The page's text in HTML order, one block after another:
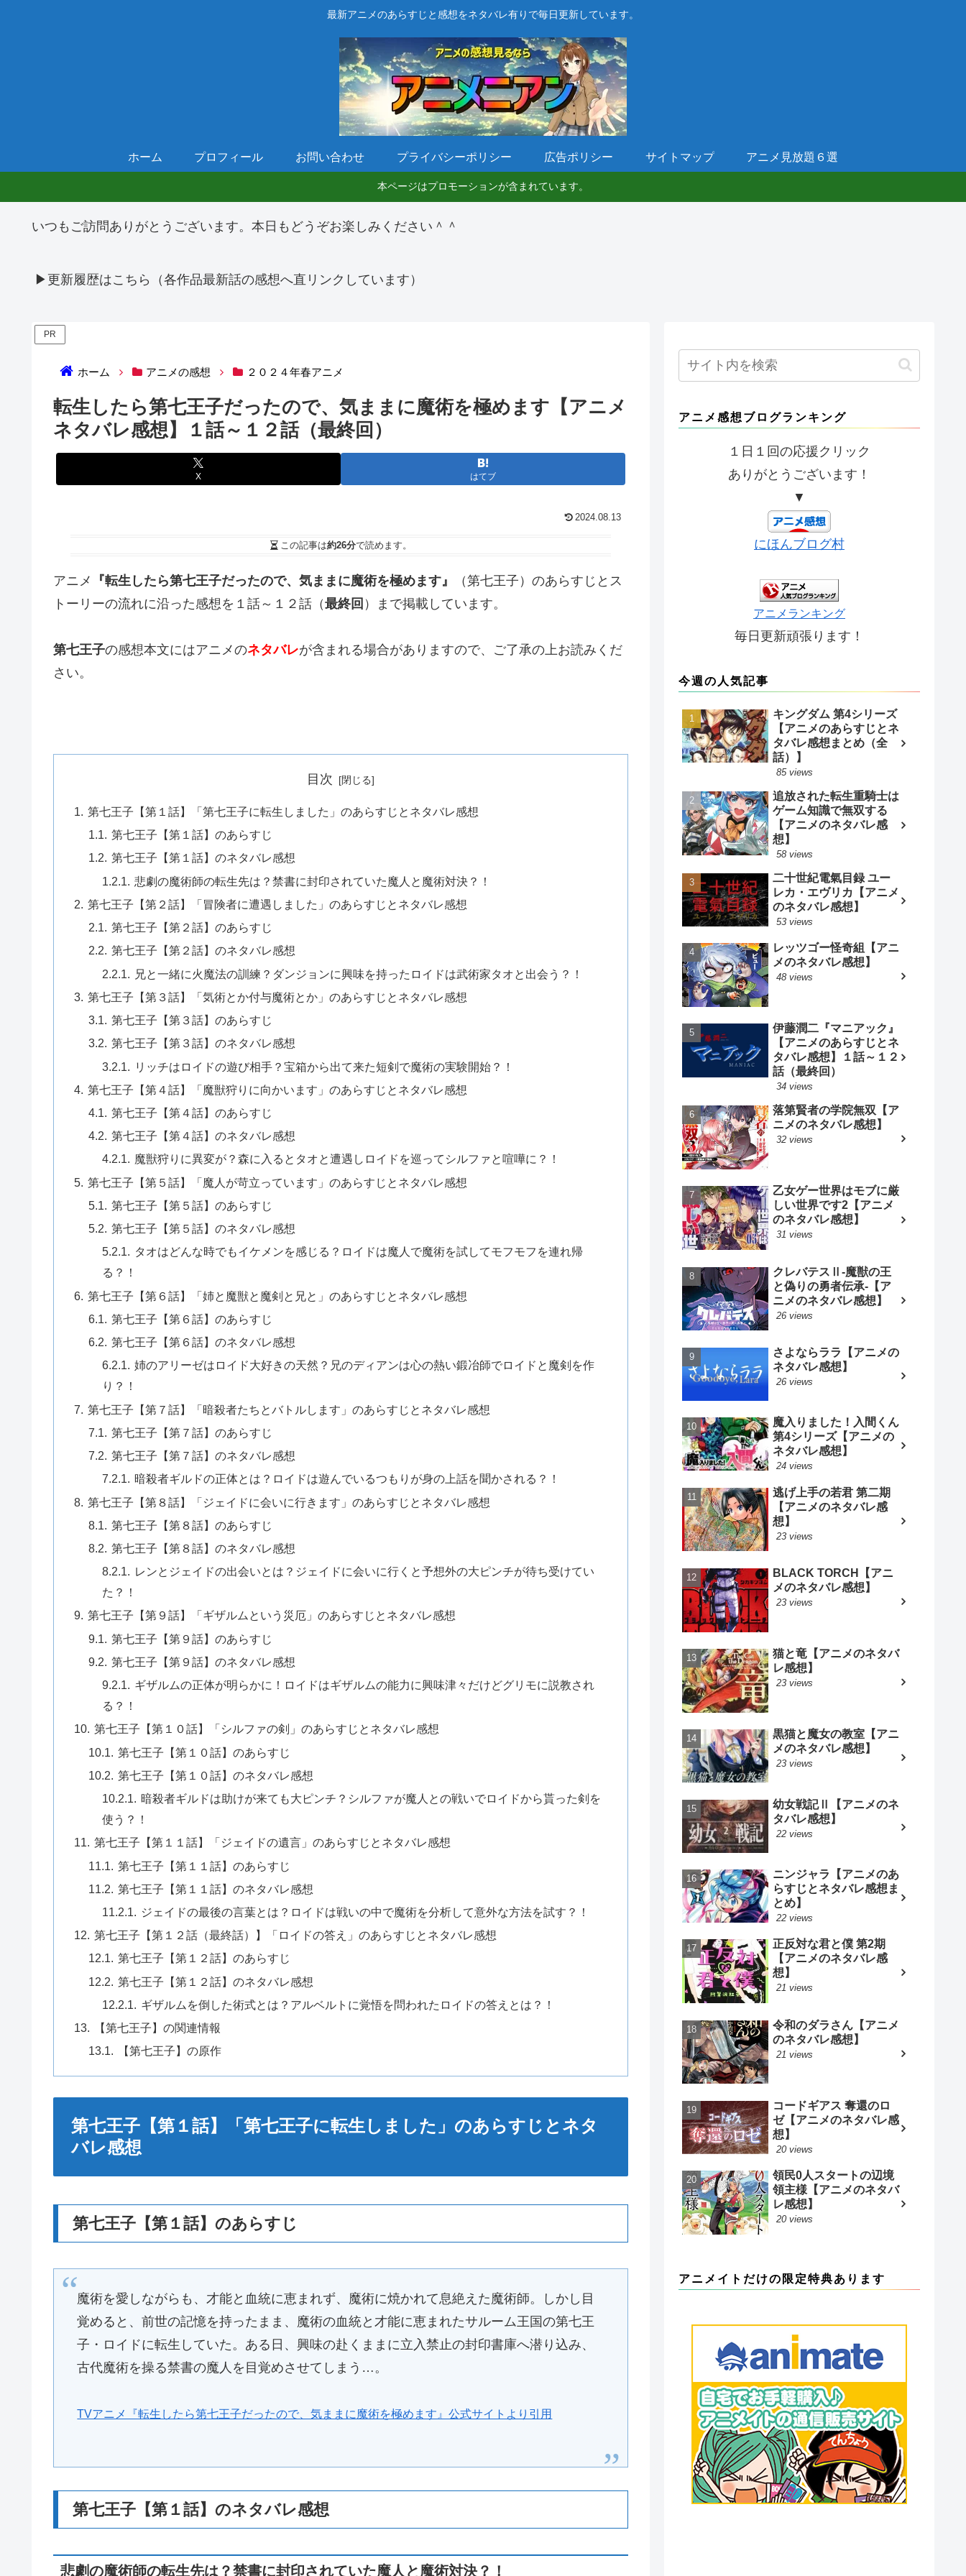
最新アニメのあらすじと感想をネタバレ有りで毎日更新しています。
ホーム プロフィール お問い合わせ プライバシーポリシー 広告ポリシー サイトマップ アニメ見放題６選
本ページはプロモーションが含まれています。
いつもご訪問ありがとうございます。本日もどうぞお楽しみください＾＾
▶更新履歴はこちら（各作品最新話の感想へ直リンクしています）
PR
ホーム アニメの感想 ２０２４年春アニメ
転生したら第七王子だったので、気ままに魔術を極めます【アニメ
ネタバレ感想】１話～１２話（最終回）
X はてブ
2024.08.13
この記事は約26分で読めます。
アニメ 『転生したら第七王子だったので、気ままに魔術を極めます』
（第七王子）のあらすじとス
トーリーの流れに沿った感想を１話～１２話（最終回 ）まで掲載しています。
第七王子の感想本文にはアニメのネタバレが含まれる場合がありますので、ご了承の上お読みくだ
さい。
目次
第七王子【第１話】「第七王子に転生しました」のあらすじとネタバレ感想
第七王子【第１話】のあらすじ
第七王子【第１話】のネタバレ感想
悲劇の魔術師の転生先は？禁書に封印されていた魔人と魔術対決？！
第七王子【第２話】「冒険者に遭遇しました」のあらすじとネタバレ感想
第七王子【第２話】のあらすじ
第七王子【第２話】のネタバレ感想
兄と一緒に火魔法の訓練？ダンジョンに興味を持ったロイドは武術家タオと出会う？！
第七王子【第３話】「気術とか付与魔術とか」のあらすじとネタバレ感想
第七王子【第３話】のあらすじ
第七王子【第３話】のネタバレ感想
リッチはロイドの遊び相手？宝箱から出て来た短剣で魔術の実験開始？！
第七王子【第４話】「魔獣狩りに向かいます」のあらすじとネタバレ感想
第七王子【第４話】のあらすじ
第七王子【第４話】のネタバレ感想
魔獣狩りに異変が？森に入るとタオと遭遇しロイドを巡ってシルファと喧嘩に？！
第七王子【第５話】「魔人が苛立っています」のあらすじとネタバレ感想
第七王子【第５話】のあらすじ
第七王子【第５話】のネタバレ感想
タオはどんな時でもイケメンを感じる？ロイドは魔人で魔術を試してモフモフを連れ帰
る？！
第七王子【第６話】「姉と魔獣と魔剣と兄と」のあらすじとネタバレ感想
第七王子【第６話】のあらすじ
第七王子【第６話】のネタバレ感想
姉のアリーゼはロイド大好きの天然？兄のディアンは心の熱い鍛冶師でロイドと魔剣を作
り？！
第七王子【第７話】「暗殺者たちとバトルします」のあらすじとネタバレ感想
第七王子【第７話】のあらすじ
第七王子【第７話】のネタバレ感想
暗殺者ギルドの正体とは？ロイドは遊んでいるつもりが身の上話を聞かされる？！
第七王子【第８話】「ジェイドに会いに行きます」のあらすじとネタバレ感想
第七王子【第８話】のあらすじ
第七王子【第８話】のネタバレ感想
レンとジェイドの出会いとは？ジェイドに会いに行くと予想外の大ピンチが待ち受けてい
た？！
第七王子【第９話】「ギザルムという災厄」のあらすじとネタバレ感想
第七王子【第９話】のあらすじ
第七王子【第９話】のネタバレ感想
ギザルムの正体が明らかに！ロイドはギザルムの能力に興味津々だけどグリモに説教され
る？！
第七王子【第１０話】「シルファの剣」のあらすじとネタバレ感想
第七王子【第１０話】のあらすじ
第七王子【第１０話】のネタバレ感想
暗殺者ギルドは助けが来ても大ピンチ？シルファが魔人との戦いでロイドから貰った剣を
使う？！
第七王子【第１１話】「ジェイドの遺言」のあらすじとネタバレ感想
第七王子【第１１話】のあらすじ
第七王子【第１１話】のネタバレ感想
ジェイドの最後の言葉とは？ロイドは戦いの中で魔術を分析して意外な方法を試す？！
第七王子【第１２話（最終話）】「ロイドの答え」のあらすじとネタバレ感想
第七王子【第１２話】のあらすじ
第七王子【第１２話】のネタバレ感想
ギザルムを倒した術式とは？アルベルトに覚悟を問われたロイドの答えとは？！
【第七王子】の関連情報
【第七王子】の原作
第七王子【第１話】「第七王子に転生しました」のあらすじとネタ
バレ感想
第七王子【第１話】のあらすじ
魔術を愛しながらも、才能と血統に恵まれず、魔術に焼かれて息絶えた魔術師。しかし目
覚めると、前世の記憶を持ったまま、魔術の血統と才能に恵まれたサルーム王国の第七王
子・ロイドに転生していた。ある日、興味の赴くままに立入禁止の封印書庫へ潜り込み、
古代魔術を操る禁書の魔人を目覚めさせてしまう…。
TVアニメ『転生したら第七王子だったので、気ままに魔術を極めます』公式サイトより引用
第七王子【第１話】のネタバレ感想
悲劇の魔術師の転生先は？禁書に封印されていた魔人と魔術対決？！
アニメ感想ブログランキング
１日１回の応援クリック
ありがとうございます！
▼
にほんブログ村
アニメランキング
毎日更新頑張ります！
今週の人気記事
キングダム 第4シリーズ
【アニメのあらすじとネ
タバレ感想まとめ（全
話）】
85 views
追放された転生重騎士は
ゲーム知識で無双する
【アニメのネタバレ感
想】
58 views
二十世紀電氣目録 ユー
レカ・エヴリカ【アニメ
のネタバレ感想】
53 views
レッツゴー怪奇組【アニ
メのネタバレ感想】
48 views
伊藤潤二『マニアック』
【アニメのあらすじとネ
タバレ感想】１話～１２
話（最終回）
34 views
落第賢者の学院無双【ア
ニメのネタバレ感想】
32 views
乙女ゲー世界はモブに厳
しい世界です2【アニメ
のネタバレ感想】
31 views
クレバテスⅡ-魔獣の王
と偽りの勇者伝承-【ア
ニメのネタバレ感想】
26 views
さよならララ【アニメの
ネタバレ感想】
26 views
魔入りました！入間くん
第4シリーズ【アニメの
ネタバレ感想】
24 views
逃げ上手の若君 第二期
【アニメのネタバレ感
想】
23 views
BLACK TORCH【アニ
メのネタバレ感想】
23 views
猫と竜【アニメのネタバ
レ感想】
23 views
黒猫と魔女の教室【アニ
メのネタバレ感想】
23 views
幼女戦記Ⅱ【アニメのネ
タバレ感想】
22 views
ニンジャラ【アニメのあ
らすじとネタバレ感想ま
とめ】
22 views
正反対な君と僕 第2期
【アニメのネタバレ感
想】
21 views
令和のダラさん【アニメ
のネタバレ感想】
21 views
コードギアス 奪還のロ
ゼ【アニメのネタバレ感
想】
20 views
領民0人スタートの辺境
領主様【アニメのネタバ
レ感想】
20 views
アニメイトだけの限定特典あります